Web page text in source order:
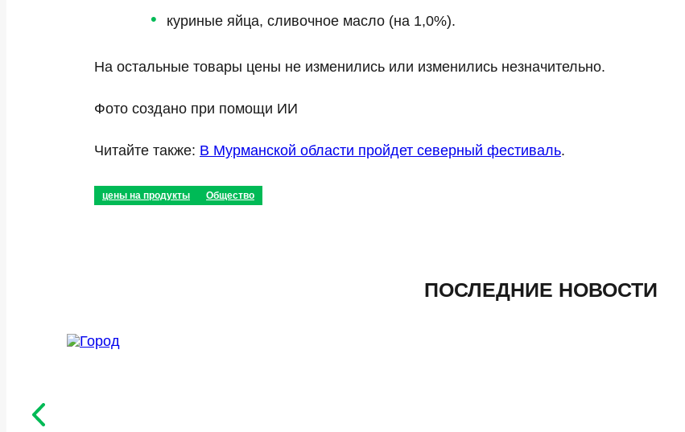
куриные яйца, сливочное масло (на 1,0%).
На остальные товары цены не изменились или изменились незначительно.
Фото создано при помощи ИИ
Читайте также: В Мурманской области пройдет северный фестиваль.
цены на продукты Общество
ПОСЛЕДНИЕ НОВОСТИ